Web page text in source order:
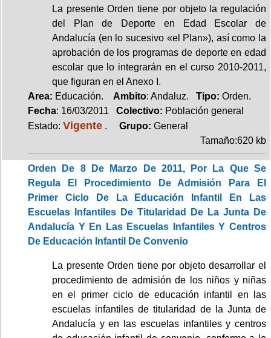
La presente Orden tiene por objeto la regulación
del Plan de Deporte en Edad Escolar de
Andalucía (en lo sucesivo «el Plan»), así como la
aprobación de los programas de deporte en edad
escolar que lo integrarán en el curso 2010-2011,
que figuran en el Anexo I.
Area: Educación. Ambito: Andaluz. Tipo: Orden.
Fecha: 16/03/2011 Colectivo: Población general
Estado: Vigente . Grupo: General
Tamaño:620 kb
Orden De 8 De Marzo De 2011, Por La Que Se
Regula El Procedimiento De Admisión Para El
Primer Ciclo De La Educación Infantil En Las
Escuelas Infantiles De Titularidad De La Junta De
Andalucía Y En Las Escuelas Infantiles Y Centros
De Educación Infantil De Convenio
La presente Orden tiene por objeto desarrollar el
procedimiento de admisión de los niños y niñas
en el primer ciclo de educación infantil en las
escuelas infantiles de titularidad de la Junta de
Andalucía y en las escuelas infantiles y centros